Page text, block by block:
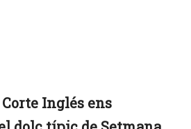
Inglés ens